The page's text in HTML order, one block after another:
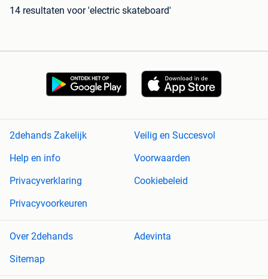
14 resultaten voor 'electric skateboard'
2dehands Zakelijk
Veilig en Succesvol
Help en info
Voorwaarden
Privacyverklaring
Cookiebeleid
Privacyvoorkeuren
Over 2dehands
Adevinta
Sitemap